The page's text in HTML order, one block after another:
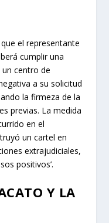
el representante
cumplir una
centro de
a su solicitud
la firmeza de la
previas. La medida
en el
un cartel en
extrajudiciales,
positivos’.
Y LA